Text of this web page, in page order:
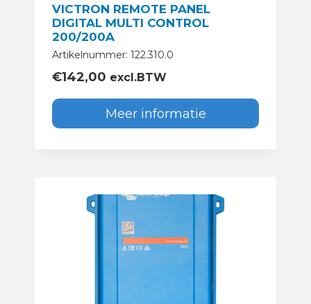
VICTRON REMOTE PANEL
DIGITAL MULTI CONTROL
200/200A
Artikelnummer: 122.310.0
€142,00 excl.BTW
Meer informatie